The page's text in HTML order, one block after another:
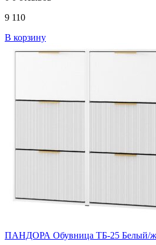
9 110
В корзину
ПАНДОРА Обувница ТБ-25 Белый/